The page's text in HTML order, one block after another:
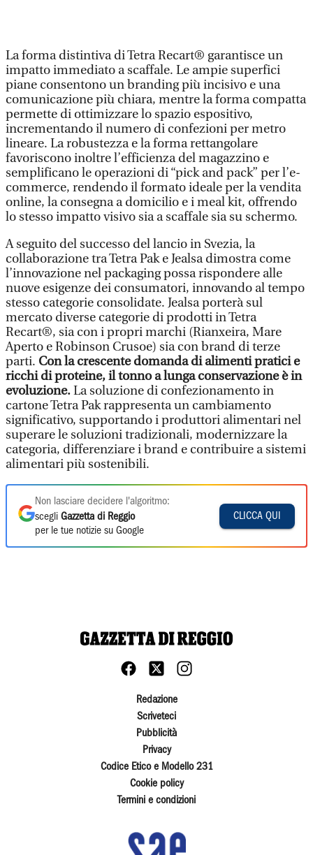
La forma distintiva di Tetra Recart® garantisce un
impatto immediato a scaffale. Le ampie superfici
piane consentono un branding più incisivo e una
comunicazione più chiara, mentre la forma compatta
permette di ottimizzare lo spazio espositivo,
incrementando il numero di confezioni per metro
lineare. La robustezza e la forma rettangolare
favoriscono inoltre l’efficienza del magazzino e
semplificano le operazioni di “pick and pack” per l’e-
commerce, rendendo il formato ideale per la vendita
online, la consegna a domicilio e i meal kit, offrendo
lo stesso impatto visivo sia a scaffale sia su schermo.
A seguito del successo del lancio in Svezia, la
collaborazione tra Tetra Pak e Jealsa dimostra come
l’innovazione nel packaging possa rispondere alle
nuove esigenze dei consumatori, innovando al tempo
stesso categorie consolidate. Jealsa porterà sul
mercato diverse categorie di prodotti in Tetra
Recart®, sia con i propri marchi (Rianxeira, Mare
Aperto e Robinson Crusoe) sia con brand di terze
parti. Con la crescente domanda di alimenti pratici e
ricchi di proteine, il tonno a lunga conservazione è in
evoluzione.La soluzione di confezionamento in
cartone Tetra Pak rappresenta un cambiamento
significativo, supportando i produttori alimentari nel
superare le soluzioni tradizionali, modernizzare la
categoria, differenziare i brand e contribuire a sistemi
alimentari più sostenibili.
Non lasciare decidere l'algoritmo:
scegli Gazzetta di Reggio
per le tue notizie su Google
CLICCA QUI
Redazione
Scriveteci
Pubblicità
Privacy
Codice Etico e Modello 231
Cookie policy
Termini e condizioni